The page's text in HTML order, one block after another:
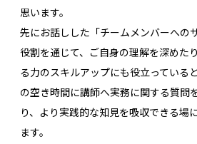
思います。
先にお話しした「チームメンバーへの
役割を通じて、ご自身の理解を深めた
る力のスキルアップにも役立っている
の空き時間に講師へ実務に関する質問
り、より実践的な知見を吸収できる場
ます。